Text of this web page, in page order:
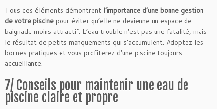
Tous ces éléments démontrent l’importance d’une bonne gestion
de votre piscine pour éviter qu’elle ne devienne un espace de
baignade moins attractif. L’eau trouble n’est pas une fatalité, mais
le résultat de petits manquements qui s’accumulent. Adoptez les
bonnes pratiques et vous profiterez d’une piscine toujours
accueillante.
7/ Conseils pour maintenir une eau de
piscine claire et propre